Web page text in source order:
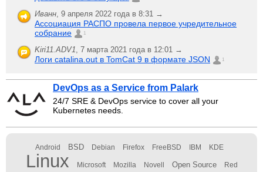
Иванн 9 апреля 2022 года в 8:31 →
Ассоциация РАСПО провела первое учредительное
собрание
1
Kiri11.ADV1 7 марта 2021 года в 12:01 →
Логи catalina.out в TomCat 9 в формате JSON 1
DevOps as a Service from Palark
24/7 SRE & DevOps service to cover all your
Kubernetes needs.
Android BSD Debian Firefox FreeBSD IBM KDE
Linux Microsoft Mozilla Novell Open Source Red